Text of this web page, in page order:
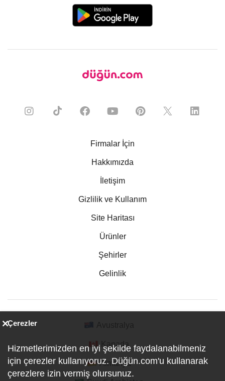
Firmalar İçin
Hakkımızda
İletişim
Gizlilik ve Kullanım
Site Haritası
Ürünler
Şehirler
Gelinlik
Kanada
Almanya
Çerezler
Hizmetlerimizden en iyi şekilde faydalanabilmeniz
için çerezler kullanıyoruz. Düğün.com'u kullanarak
çerezlere izin vermiş olursunuz.